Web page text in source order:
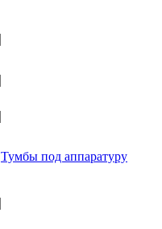
Тумбы под аппаратуру